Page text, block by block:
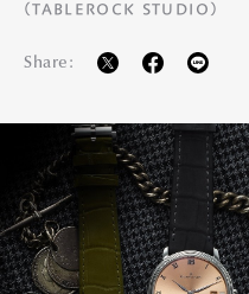
（TABLEROCK STUDIO）
Share: